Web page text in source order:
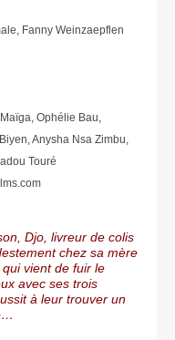
Fanny Weinzaepflen
Ophélie Bau,
Anysha Nsa Zimbu,
Touré
Djo, livreur de colis
chez sa mère
vient de fuir le
avec ses trois
à leur trouver un